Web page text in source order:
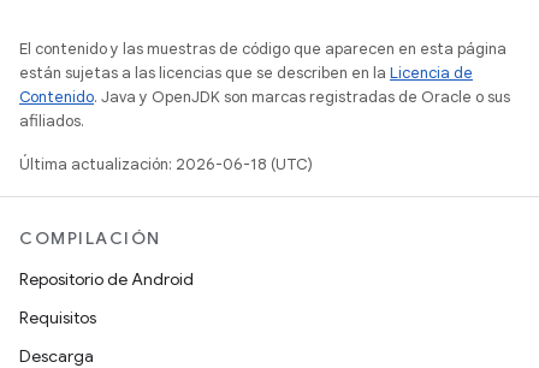
El contenido y las muestras de código que aparecen en esta página
están sujetas a las licencias que se describen en la Licencia de
Contenido. Java y OpenJDK son marcas registradas de Oracle o sus
afiliados.
Última actualización: 2026-06-18 (UTC)
COMPILACIÓN
Repositorio de Android
Requisitos
Descarga